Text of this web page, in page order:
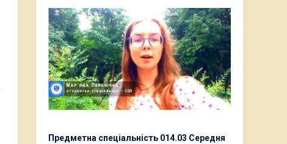
Предметна спеціальність 014.03 Середня